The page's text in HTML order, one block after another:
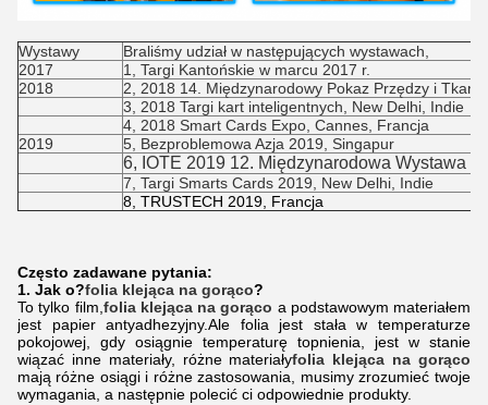
Wystawy
Braliśmy udział w następujących wystawach,
2017
1, Targi Kantońskie w marcu 2017 r.
2018
2, 2018 14. Międzynarodowy Pokaz Przędzy i
3, 2018 Targi kart inteligentnych, New Delhi, Indie
4, 2018 Smart Cards Expo, Cannes, Francja
2019
5, Bezproblemowa Azja 2019, Singapur
6, IOTE 2019 12. Międzynarodowa Wystawa
7, Targi Smarts Cards 2019, New Delhi, Indie
8, TRUSTECH 2019, Francja
Często zadawane pytania:
1. Jak o?folia klejąca na gorąco?
To tylko film, folia klejąca na gorąco a podstawowym materiałem
jest papier antyadhezyjny.Ale folia jest stała w temperaturze
pokojowej, gdy osiągnie temperaturę topnienia, jest w stanie
wiązać inne materiały, różne materiałyfolia klejąca na gorąco
mają różne osiągi i różne zastosowania, musimy zrozumieć twoje
wymagania, a następnie polecić ci odpowiednie produkty.